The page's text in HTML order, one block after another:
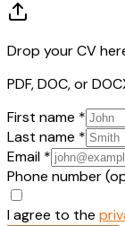
Drop your CV
PDF, DOC, or
First name *
Last name *
Email *
Phone number
I agree to the